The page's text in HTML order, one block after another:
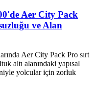
Aer City Pack
ve Alan
Aer City Pack Pro sırt
altı alanındaki yapısal
yolcular için zorluk